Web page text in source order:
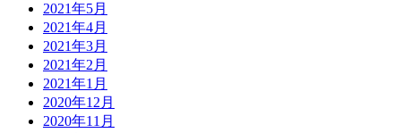
2021年5月
2021年4月
2021年3月
2021年2月
2021年1月
2020年12月
2020年11月